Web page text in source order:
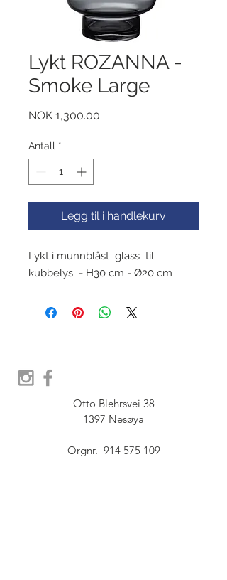
Lykt ROZANNA -
Smoke Large
NOK 1,300.00
Antall *
Legg til i handlekurv
Lykt i munnblåst glass til
kubbelys - H30 cm - Ø20 cm
Otto Blehrsvei 38
1397 Nesøya
Orgnr.  914 575 109